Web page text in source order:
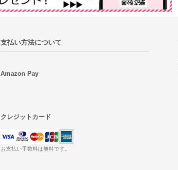
支払い方法について
Amazon Pay
クレジットカード
お支払い手数料は無料です。